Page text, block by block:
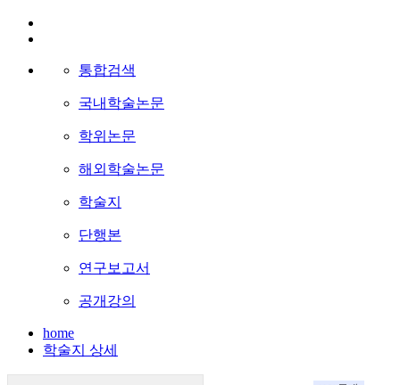
통합검색
국내학술논문
학위논문
해외학술논문
학술지
단행본
연구보고서
공개강의
home
학술지 상세